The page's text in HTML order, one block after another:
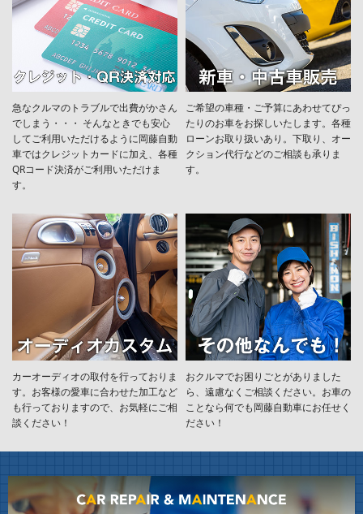
急なクルマのトラブルで出費がかさん
でしまう・・・ そんなときでも安心
してご利用いただけるように岡藤自動
車ではクレジットカードに加え、各種
QRコード決済がご利用いただけま
す。
ご希望の車種・ご予算にあわせてぴっ
たりのお車をお探しいたします。各種
ローンお取り扱いあり。下取り、オー
クション代行などのご相談も承りま
す。
カーオーディオの取付を行っておりま
す。お客様の愛車に合わせた加工など
も行っておりますので、お気軽にご相
談ください！
おクルマでお困りごとがありました
ら、遠慮なくご相談ください。お車の
ことなら何でも岡藤自動車にお任せく
ださい！